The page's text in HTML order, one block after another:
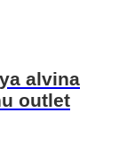
alvina
outlet